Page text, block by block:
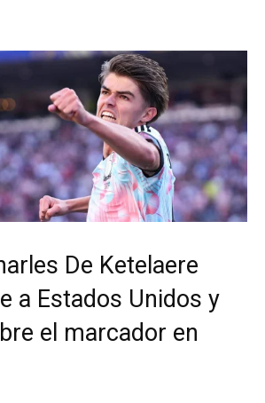
De Ketelaere
a Estados Unidos y
el marcador en